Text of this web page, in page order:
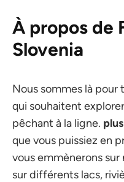
À propos de
Slovenia
Nous sommes là pour
qui souhaitent
pêchant à la ligne.
que vous puissiez en
vous emmènerons
sur différents lacs,